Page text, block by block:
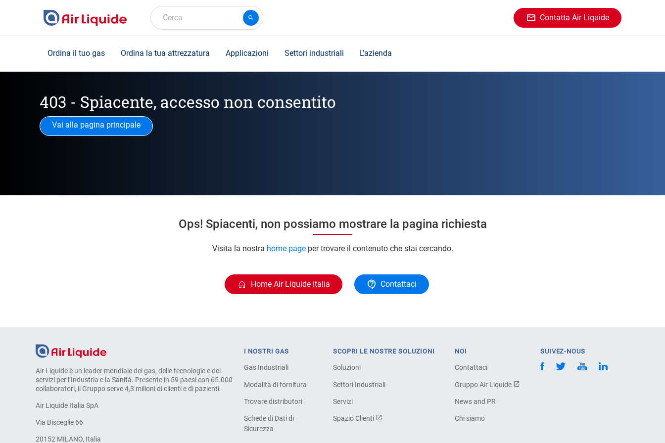
Cerca Contatta Air Liquide
Ordina il tuo gas Ordina la tua attrezzatura Applicazioni Settori industriali L'azienda
403 - Spiacente, accesso non consentito
Vai alla pagina principale
Ops! Spiacenti, non possiamo mostrare la pagina richiesta
Visita la nostra home page per trovare il contenuto che stai cercando.
Home Air Liquide Italia Contattaci
Air Liquide è un leader mondiale dei gas, delle tecnologie e dei
servizi per l’Industria e la Sanità. Presente in 59 paesi con 65.000
collaboratori, il Gruppo serve 4,3 milioni di clienti e di pazienti.
Air Liquide Italia SpA
Via Bisceglie 66
20152 MILANO, Italia
I NOSTRI GAS
Gas Industriali
Modalità di fornitura
Trovare distributori
Schede di Dati di
Sicurezza
SCOPRI LE NOSTRE SOLUZIONI
Soluzioni
Settori Industriali
Servizi
Spazio Clienti
NOI
Contattaci
Gruppo Air Liquide
News and PR
Chi siamo
SUIVEZ-NOUS